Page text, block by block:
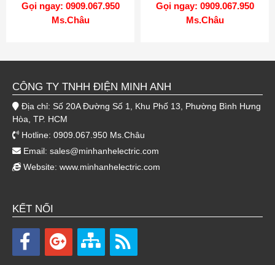
Gọi ngay: 0909.067.950
Ms.Châu
Gọi ngay: 0909.067.950
Ms.Châu
CÔNG TY TNHH ĐIỆN MINH ANH
Địa chỉ: Số 20A Đường Số 1, Khu Phố 13, Phường Bình Hưng
Hòa, TP. HCM
Hotline: 0909.067.950 Ms.Châu
Email: sales@minhanhelectric.com
Website: www.minhanhelectric.com
KẾT NỐI